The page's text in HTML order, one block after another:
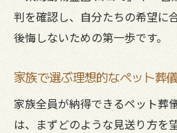
手順とコツ
夏場のペット葬儀前
管理ポイント
暑い季節に適したペ
保冷剤やドライアイ
判を確認し、自分たちの希望に
後悔しないための第一歩です。
家族で選ぶ理想的なペット葬
家族全員が納得できるペット葬
は、まずどのような見送り方を